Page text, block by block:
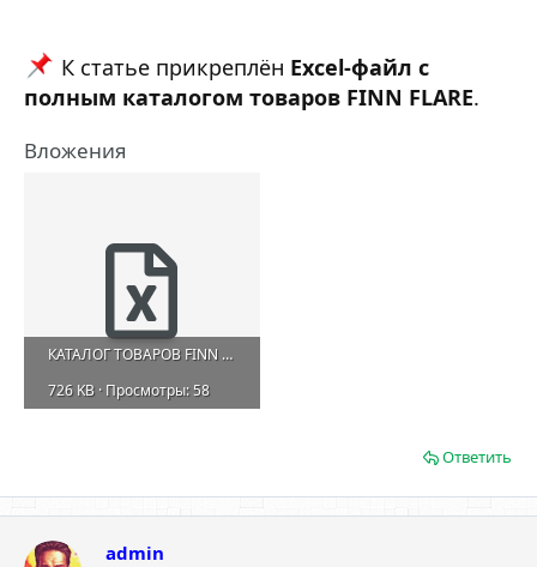
К статье прикреплён Excel-файл с
полным каталогом товаров FINN FLARE.
Вложения
КАТАЛОГ ТОВАРОВ FINN FLARE.xlsx
726 KB · Просмотры: 58
Ответить
admin